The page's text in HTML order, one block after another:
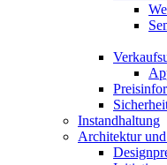
Instandhaltung
Architektur